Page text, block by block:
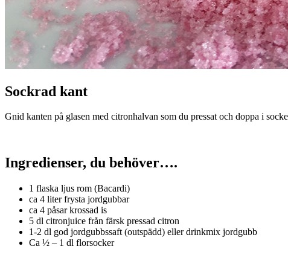
Sockrad kant
Gnid kanten på glasen med citronhalvan som du pressat och doppa i
Ingredienser, du behöver….
1 flaska ljus rom (Bacardi)
ca 4 liter frysta jordgubbar
ca 4 påsar krossad is
5 dl citronjuice från färsk pressad citron
1-2 dl god jordgubbssaft (outspädd) eller drinkmix jordgubb
Ca ½ – 1 dl florsocker